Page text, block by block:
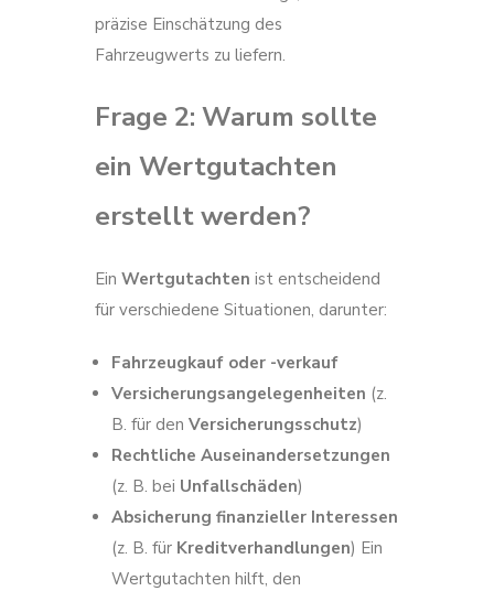
präzise Einschätzung des
Fahrzeugwerts zu liefern.
Frage 2: Warum sollte
ein Wertgutachten
erstellt werden?
Ein Wertgutachten ist entscheidend
für verschiedene Situationen, darunter:
Fahrzeugkauf oder -verkauf
Versicherungsangelegenheiten (z.
B. für den Versicherungsschutz)
Rechtliche Auseinandersetzungen
(z. B. bei Unfallschäden)
Absicherung finanzieller Interessen
(z. B. für Kreditverhandlungen) Ein
Wertgutachten hilft, den